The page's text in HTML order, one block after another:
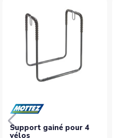
Support gainé pour 4
vélos